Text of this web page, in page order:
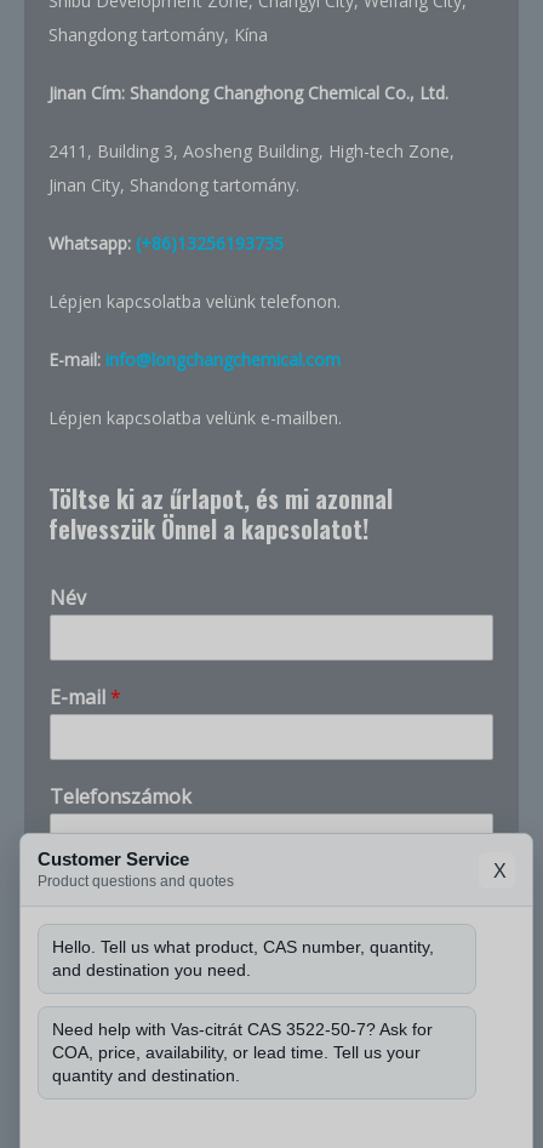
Shangdong tartomány, Kína
Jinan Cím: Shandong Changhong Chemical Co., Ltd.
2411, Building 3, Aosheng Building, High-tech Zone,
Jinan City, Shandong tartomány.
Whatsapp: (+86)13256193735
Lépjen kapcsolatba velünk telefonon.
E-mail: info@longchangchemical.com
Lépjen kapcsolatba velünk e-mailben.
Töltse ki az űrlapot, és mi azonnal
felvesszük Önnel a kapcsolatot!
Név
m
e
k
o
r
a
C
é
g
a
E-mail *
Telefonszámok
Tudhatnám a CAS-számot, és mekkora
mennyiségre van szüksége?*
Customer Service
Product questions and quotes
X
Hello. Tell us what product, CAS number, quantity,
and destination you need.
Need help with Vas-citrát CAS 3522-50-7? Ask for
COA, price, availability, or lead time. Tell us your
quantity and destination.